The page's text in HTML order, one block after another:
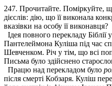
247. Прочитайте. Поміркуйте,
дієслів: дію, що її виконала
вказівки на особу її виконавця?
Ідея повного перекладу
Пантелеймона Куліша під час
Шевченком. Річ у тім, що всі
Письма було здійснено
Працю над перекладом було
після смерті Кобзаря. Куліш